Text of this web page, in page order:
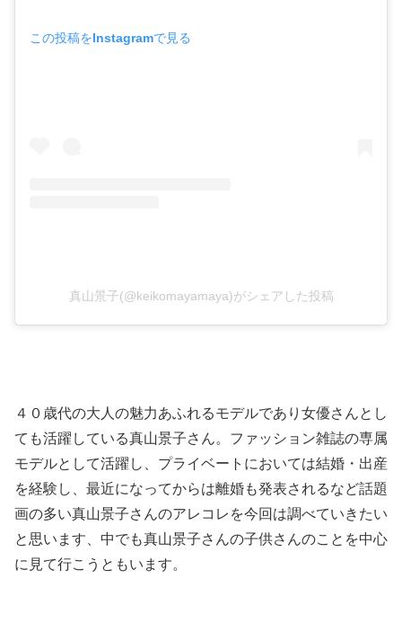
この投稿をInstagramで見る
真山景子(@keikomayamaya)がシェアした投稿
４０歳代の大人の魅力あふれるモデルであり女優さんとし
ても活躍している真山景子さん。ファッション雑誌の専属
モデルとして活躍し、プライベートにおいては結婚・出産
を経験し、最近になってからは離婚も発表されるなど話題
画の多い真山景子さんのアレコレを今回は調べていきたい
と思います、中でも真山景子さんの子供さんのことを中心
に見て行こうともいます。